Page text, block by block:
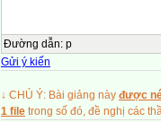
Đường dẫn: p
Gửi ý kiến
↓ CHÚ Ý: Bài giảng này được
1 file trong số đó, đề nghị các